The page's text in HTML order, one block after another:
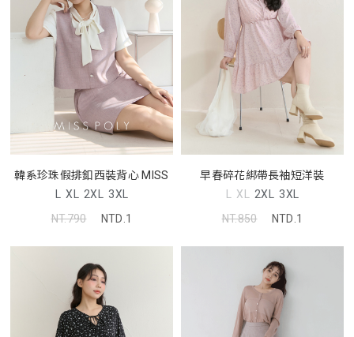
韓系珍珠假排釦西裝背心 MISS
L XL 2XL 3XL
NT.790
NTD.1
早春碎花綁帶長袖短洋裝
L XL 2XL 3XL
NT.850
NTD.1